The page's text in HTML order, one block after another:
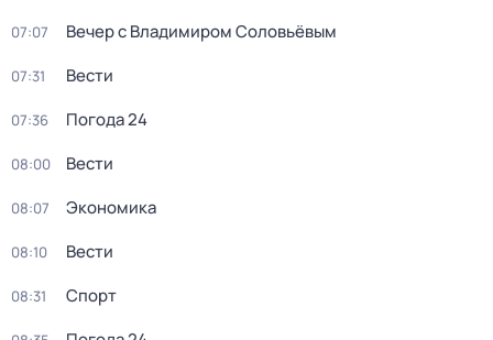
07:07 Вечер с Владимиром Соловьёвым
07:31 Вести
07:36 Погода 24
08:00 Вести
08:07 Экономика
08:10 Вести
08:31 Спорт